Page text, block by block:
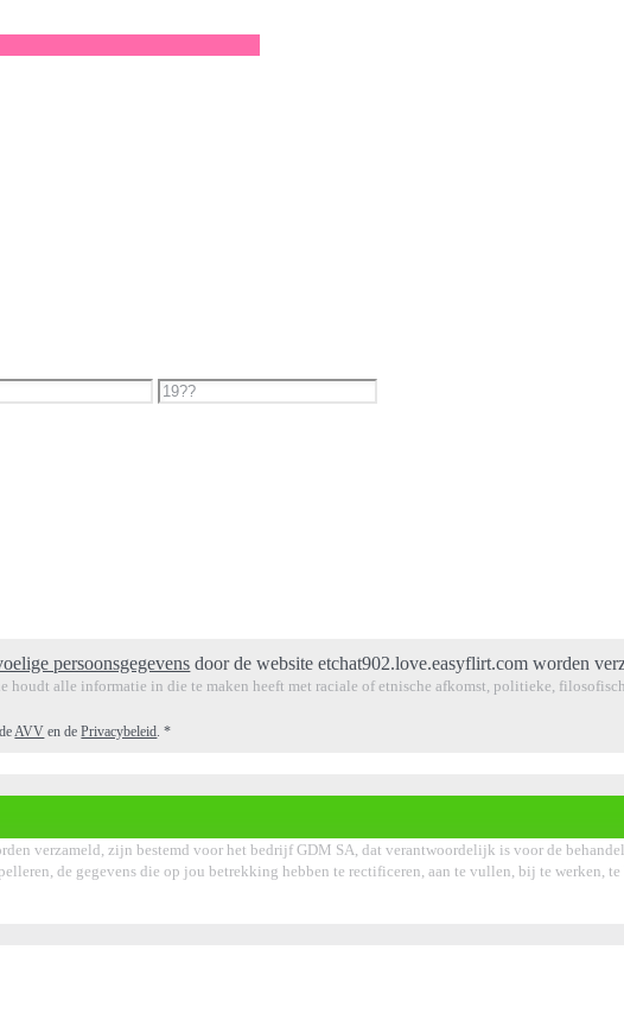
persoonsgegevens door de website etchat902.love.easyflirt.com worden
houdt alle informatie in die te maken heeft met raciale of etnische afkomst, politieke,
AVV en dePrivacybeleid .*
verzameld, zijn bestemd voor het bedrijf GDM SA, dat verantwoordelijk is voor de
de gegevens die op jou betrekking hebben te rectificeren, aan te vullen, bij te werken,